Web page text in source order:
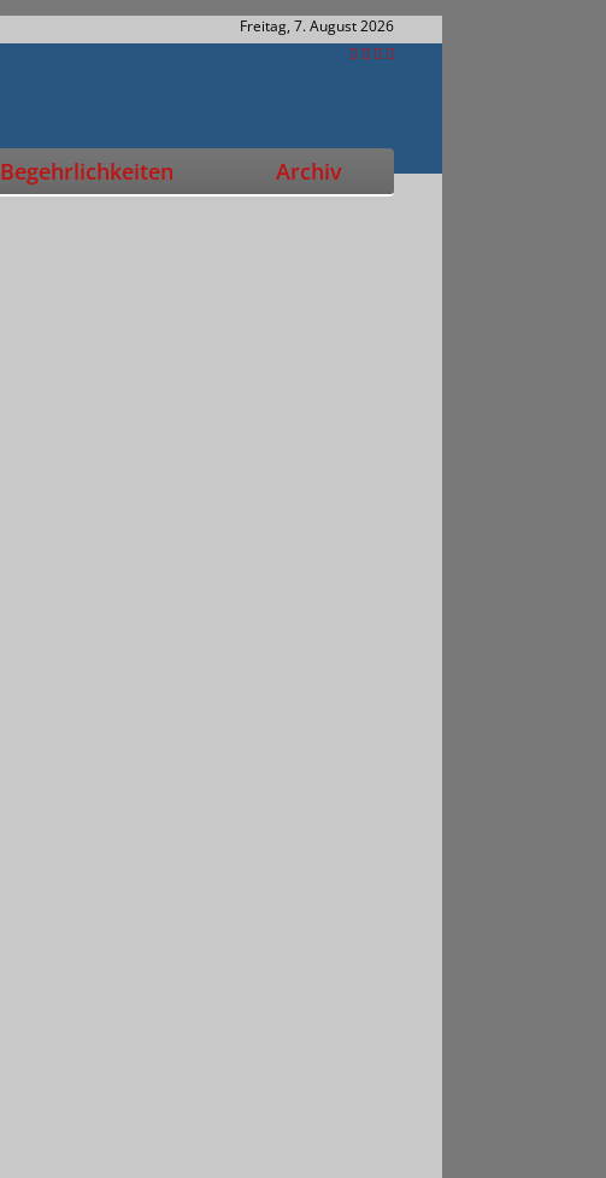
Freitag, 7. August 2026
Begehrlichkeiten Archiv